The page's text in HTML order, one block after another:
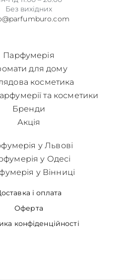
Без вихідних
Парфумерія
для дому
косметика
та косметики
Бренди
Акція
і оплата
Оферта
конфіденційності
у Львові
у Одесі
у Вінниці